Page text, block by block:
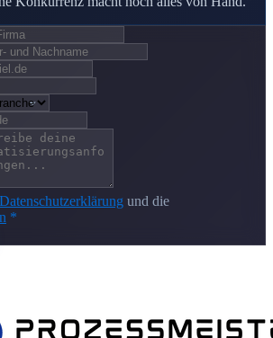
Datenschutzerklärung und die
*